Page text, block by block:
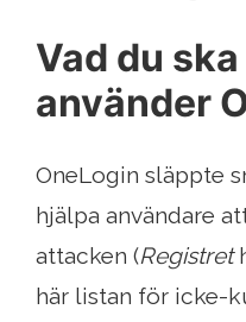
Vad du
använder
OneLogin släppte
hjälpa användare
attacken (Registret
här listan för icke-